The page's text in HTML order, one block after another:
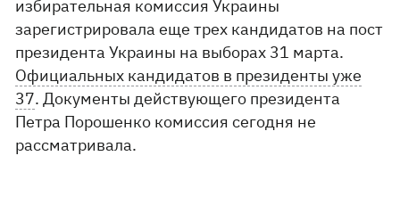
избирательная комиссия Украины
зарегистрировала еще трех кандидатов на пост
президента Украины на выборах 31 марта.
Официальных кандидатов в президенты уже
37. Документы действующего президента
Петра Порошенко комиссия сегодня не
рассматривала.